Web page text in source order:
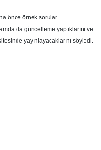
önce örnek sorular
da güncelleme yaptıklarını ve
yayınlayacaklarını söyledi.